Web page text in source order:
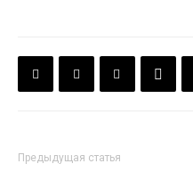
Предыдущая статья